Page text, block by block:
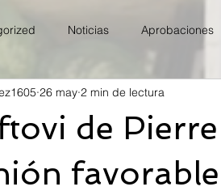
Noticias Aprobaciones
de
26 may 2 min de lectura